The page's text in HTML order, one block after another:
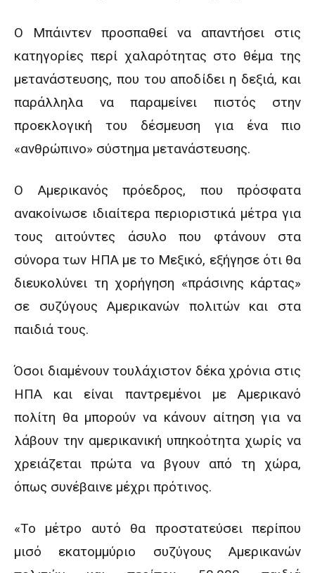
Ο Μπάιντεν προσπαθεί να απαντήσει στις
κατηγορίες περί χαλαρότητας στο θέμα της
μετανάστευσης, που του αποδίδει η δεξιά, και
παράλληλα να παραμείνει πιστός στην
προεκλογική του δέσμευση για ένα πιο
«ανθρώπινο» σύστημα μετανάστευσης.
Ο Αμερικανός πρόεδρος, που πρόσφατα
ανακοίνωσε ιδιαίτερα περιοριστικά μέτρα για
τους αιτούντες άσυλο που φτάνουν στα
σύνορα των ΗΠΑ με το Μεξικό, εξήγησε ότι θα
διευκολύνει τη χορήγηση «πράσινης κάρτας»
σε συζύγους Αμερικανών πολιτών και στα
παιδιά τους.
Όσοι διαμένουν τουλάχιστον δέκα χρόνια στις
ΗΠΑ και είναι παντρεμένοι με Αμερικανό
πολίτη θα μπορούν να κάνουν αίτηση για να
λάβουν την αμερικανική υπηκοότητα χωρίς να
χρειάζεται πρώτα να βγουν από τη χώρα,
όπως συνέβαινε μέχρι πρότινος.
«Το μέτρο αυτό θα προστατεύσει περίπου
μισό εκατομμύριο συζύγους Αμερικανών